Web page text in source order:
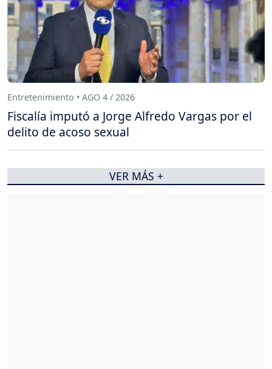
Entretenimiento • AGO 4 / 2026
Fiscalía imputó a Jorge Alfredo Vargas por el
delito de acoso sexual
VER MÁS +